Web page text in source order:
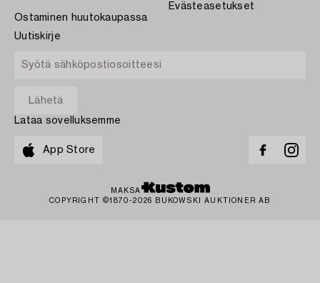
Ostaminen huutokaupassa
Evästeasetukset
Uutiskirje
Lataa sovelluksemme
App Store
MAKSA
COPYRIGHT ©1870-2026 BUKOWSKI AUKTIONER AB